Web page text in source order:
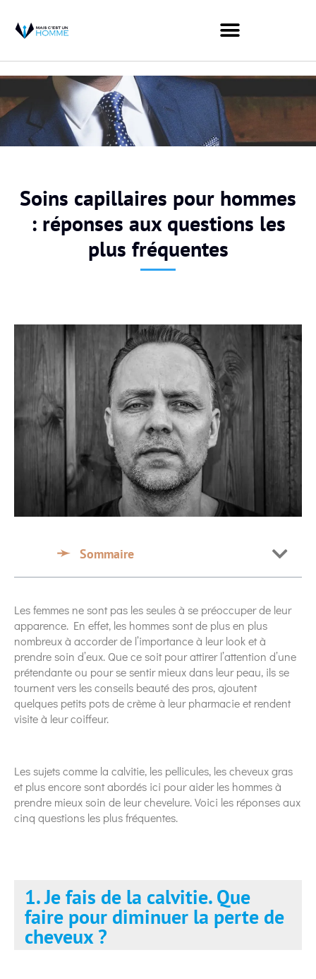
Soins capillaires pour hommes
: réponses aux questions les
plus fréquentes
Sommaire
Les femmes ne sont pas les seules à se préoccuper de leur
apparence. En effet, les hommes sont de plus en plus
nombreux à accorder de l’importance à leur look et à
prendre soin d’eux. Que ce soit pour attirer l’attention d’une
prétendante ou pour se sentir mieux dans leur peau, ils se
tournent vers les conseils beauté des pros, ajoutent
quelques petits pots de crème à leur pharmacie et rendent
visite à leur coiffeur.
Les sujets comme la calvitie, les pellicules, les cheveux gras
et plus encore sont abordés ici pour aider les hommes à
prendre mieux soin de leur chevelure. Voici les réponses aux
cinq questions les plus fréquentes.
1. Je fais de la calvitie. Que
faire pour diminuer la perte de
cheveux ?